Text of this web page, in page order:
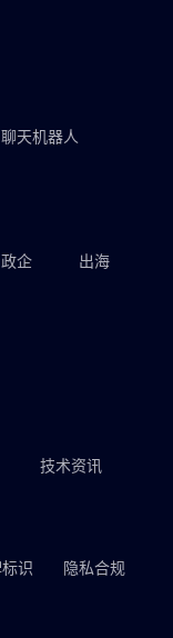
聊天机器人
政企 出海
技术资讯
识
隐私合规